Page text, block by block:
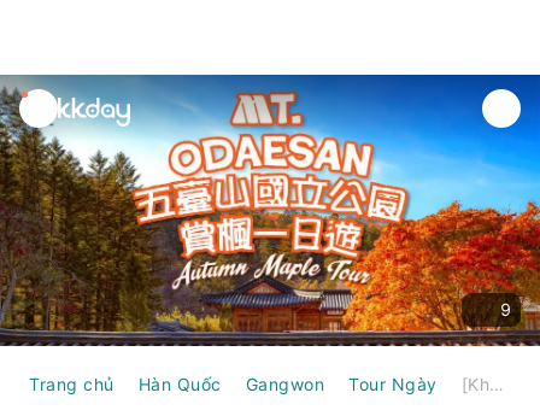
unread
notifications
9
Trang chủ Hàn Quốc Gangwon Tour Ngày [Khuyến mãi giảm giá 30%] [Tour ngắm lá mùa thu] Công viên quốc gia Odaesan, địa điểm quay bộ phim truyền hình Hàn Quốc "Goblin", Tour ngắm lá mùa thu trong ngày (Khởi hành từ Seoul)